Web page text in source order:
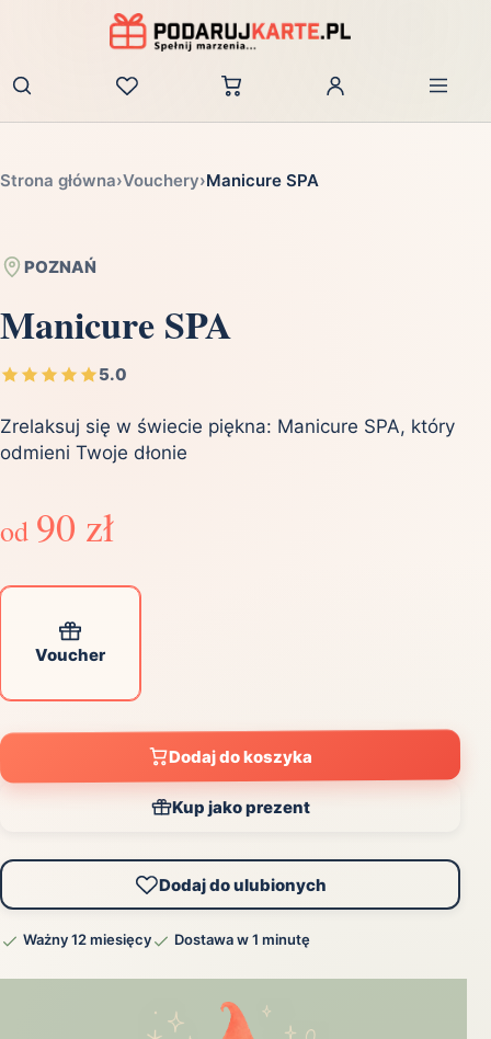
Zaloguj
Strona główna›Vouchery›Manicure SPA
POZNAŃ
Manicure SPA
5.0
Zrelaksuj się w świecie piękna: Manicure SPA, który
odmieni Twoje dłonie
od 90 zł
Voucher
Dodaj do koszyka
Kup jako prezent
Dodaj do ulubionych
Ważny 12 miesięcy Dostawa w 1 minutę